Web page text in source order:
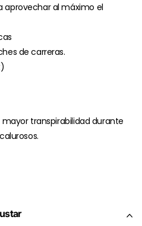
aprovechar al máximo el
de carreras.
transpirabilidad durante